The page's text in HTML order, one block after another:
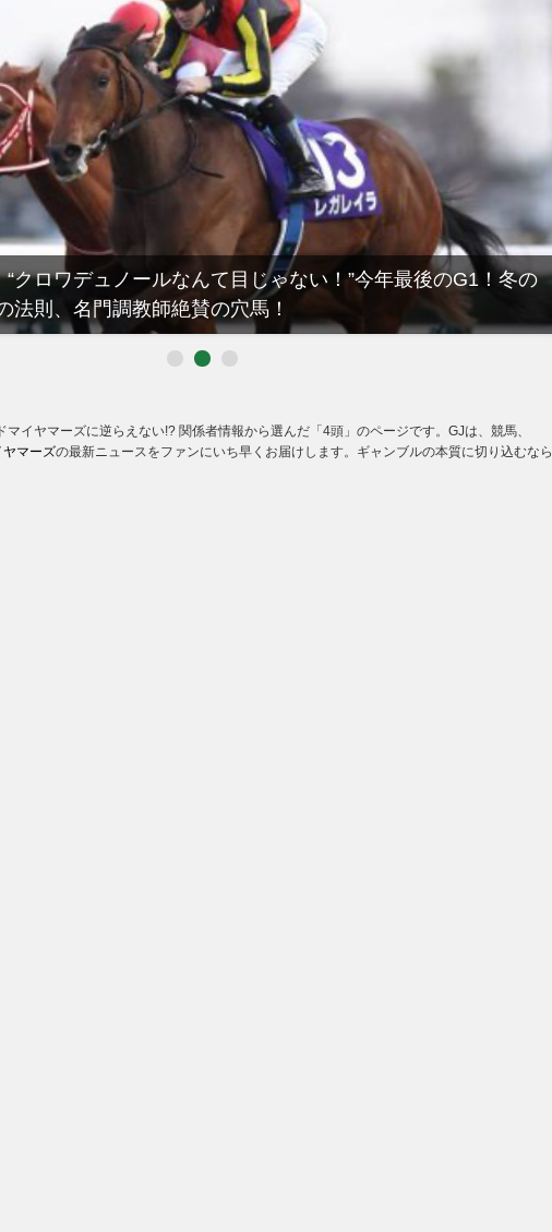
クロワデュノールなんて目じゃない！”今年最後のG1！冬の
法則、名門調教師絶賛の穴馬！
イヤマーズに逆らえない!? 関係者情報から選んだ「4頭」のページです。GJは、競馬、
ヤマーズの最新ニュースをファンにいち早くお届けします。ギャンブルの本質に切り込むなら